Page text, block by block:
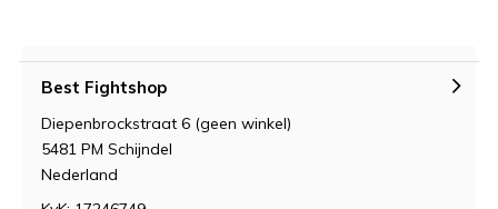
Best Fightshop
Diepenbrockstraat 6 (geen winkel)
5481 PM Schijndel
Nederland